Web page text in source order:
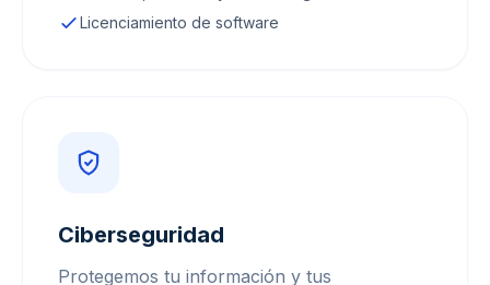
Licenciamiento de software
Ciberseguridad
Protegemos tu información y tus